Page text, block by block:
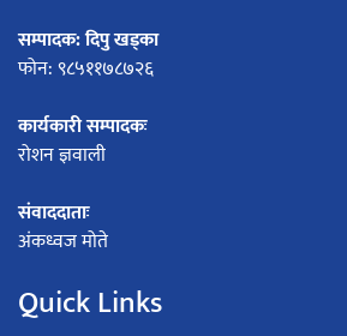
सम्पादक: दिपु खड्का
फोन: ९८५११७८७२६
कार्यकारी सम्पादकः
रोशन ज्ञवाली
संवाददाताः
अंकध्वज मोते
Quick Links